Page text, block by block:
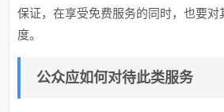
保证，在享受免费服务的同时，也要对
度。
公众应如何对待此类服务